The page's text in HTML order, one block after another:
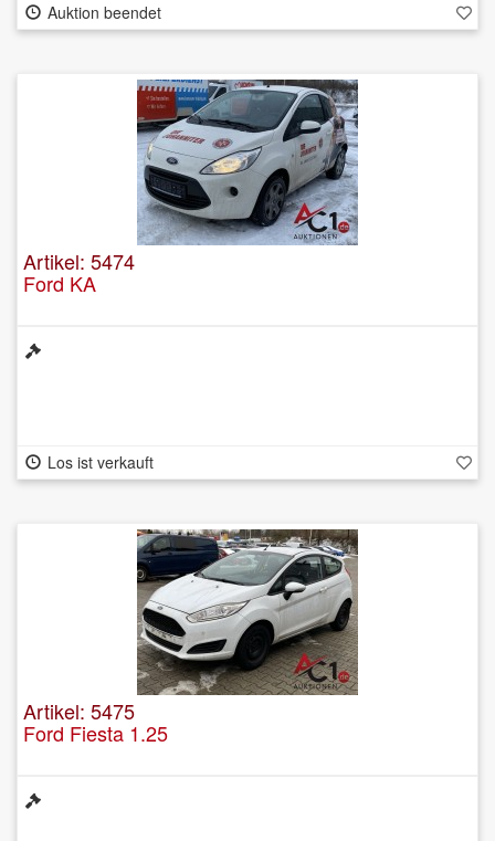
Auktion beendet
Artikel: 5474
Ford KA
Los ist verkauft
Artikel: 5475
Ford Fiesta 1.25